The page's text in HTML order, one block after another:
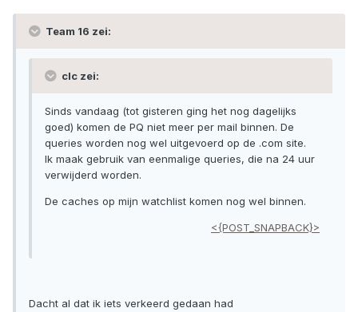
Team 16 zei:
clc zei:
Sinds vandaag (tot gisteren ging het nog dagelijks
goed) komen de PQ niet meer per mail binnen. De
queries worden nog wel uitgevoerd op de .com site.
Ik maak gebruik van eenmalige queries, die na 24 uur
verwijderd worden.
De caches op mijn watchlist komen nog wel binnen.
<{POST_SNAPBACK}>
Dacht al dat ik iets verkeerd gedaan had